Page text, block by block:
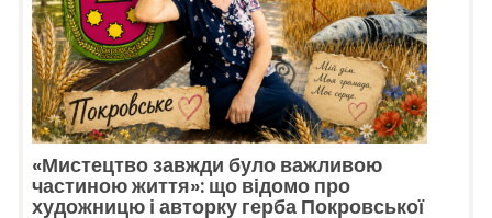
«Мистецтво завжди було важливою
частиною життя»: що відомо про
художницю і авторку герба Покровської